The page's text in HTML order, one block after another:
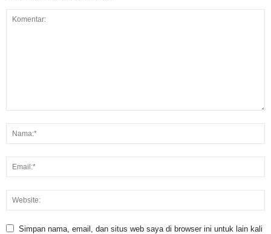
Simpan nama, email, dan situs web saya di browser ini untuk lain kali